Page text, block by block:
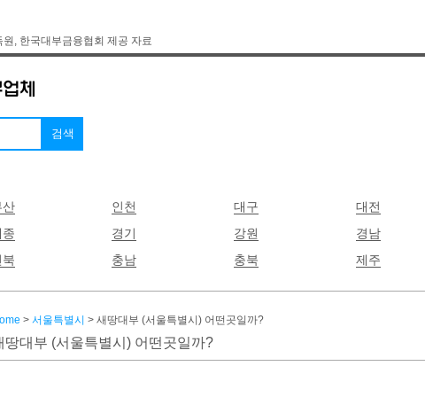
, 한국대부금융협회 제공 자료
산 인천 대구 대전
경기 강원 경남
북 충남 충북 제주
> 서울특별시 > 새땅대부 (서울특별시) 어떤곳일까?
땅대부 (서울특별시) 어떤곳일까?